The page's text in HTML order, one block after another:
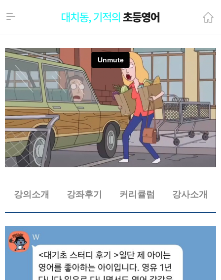
강의소개 강좌후기 커리큘럼 강사소개